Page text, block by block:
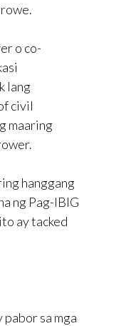
o co-
lang
civil
maaring
hanggang
ng Pag-IBIG
ay tacked
sa mga